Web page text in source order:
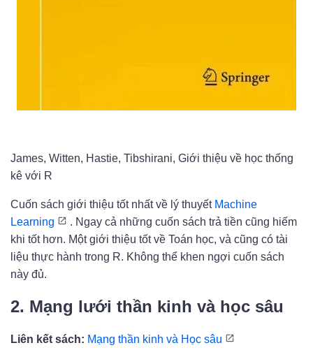
James, Witten, Hastie, Tibshirani, Giới thiệu về học thống
kê với R
Cuốn sách giới thiệu tốt nhất về lý thuyết Machine
Learning
. Ngay cả những cuốn sách trả tiền cũng hiếm
khi tốt hơn. Một giới thiệu tốt về Toán học, và cũng có tài
liệu thực hành trong R. Không thể khen ngợi cuốn sách
này đủ.
2. Mạng lưới thần kinh và học sâu
Liên kết sách: Mạng thần kinh và Học sâu